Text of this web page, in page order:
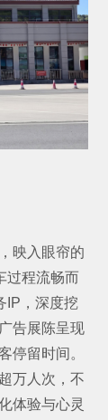
映入眼帘的
过程流畅而
IP，深度挖
告展陈呈现
停留时间。
万人次，不
体验与心灵